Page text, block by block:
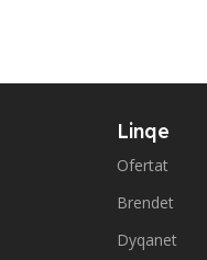
Linqe
Ofertat
Brendet
Dyqanet